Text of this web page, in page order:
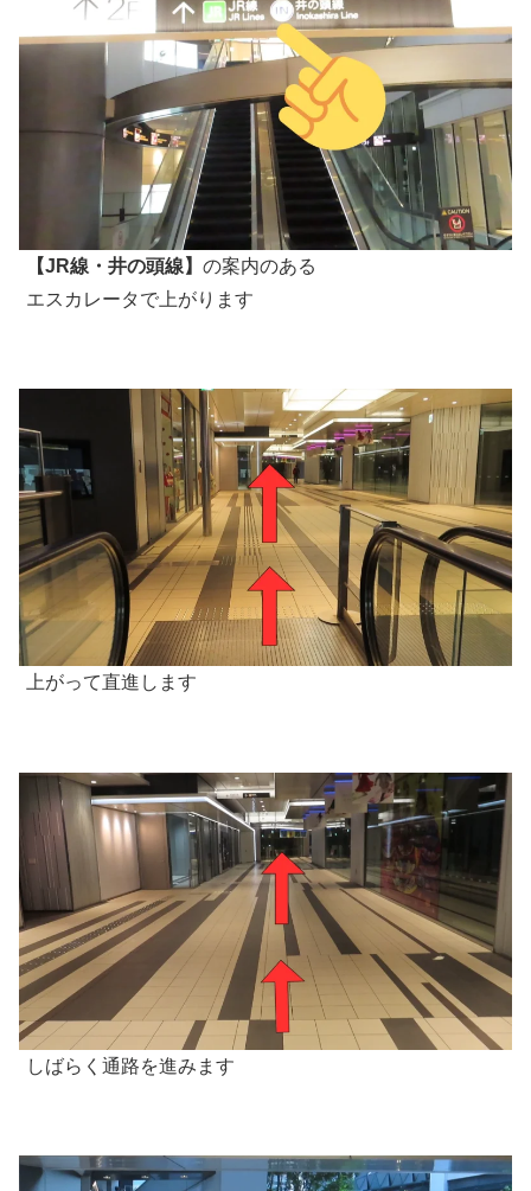
【JR線・井の頭線】 の案内のある
エスカレータで上がります
上がって直進します
しばらく通路を進みます